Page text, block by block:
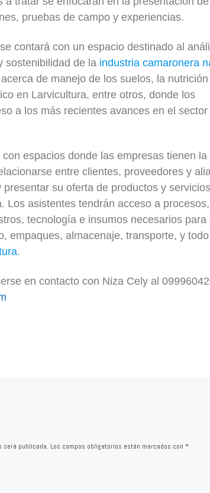
pruebas de campo y experiencias.
contará con un espacio destinado al
sostenibilidad de la industria camaronera
de manejo de los suelos, la nutrición
en Larvicultura, entre otros, donde los
a los más recientes avances en el sector
espacios donde las empresas tienen la
entre clientes, proveedores y
su oferta de productos y servicios
Los asistentes tendrán acceso a procesos,
tecnología e insumos necesarios para
empaques, almacenaje, transporte, y
.
en contacto con Niza Cely al
será publicada. Los campos obligatorios están marcados con *